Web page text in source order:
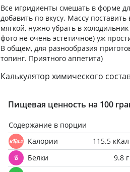
Все игридиенты смешать в форме
добавить по вкусу. Массу
мягкой, нужно убрать в
фото не очень эстетичное) уж
В общем, для разнообразия
топинг. Приятного аппетита)
Калькулятор химического
Пищевая ценность на 100
Содержание в порции
Калории
115.5 кКал
Белки
9.8 г